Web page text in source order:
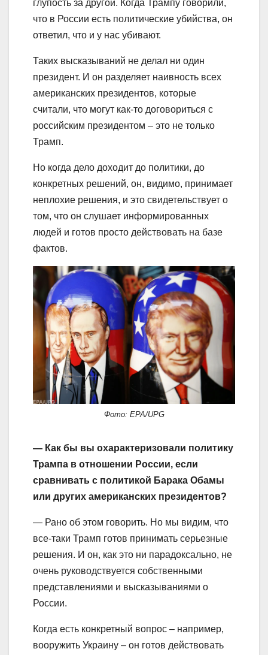
глупость за другой. Когда Трампу говорили,
что в России есть политические убийства, он
ответил, что и у нас убивают.
Таких высказываний не делал ни один
президент. И он разделяет наивность всех
американских президентов, которые
считали, что могут как-то договориться с
российским президентом – это не только
Трамп.
Но когда дело доходит до политики, до
конкретных решений, он, видимо, принимает
неплохие решения, и это свидетельствует о
том, что он слушает информированных
людей и готов просто действовать на базе
фактов.
Фото: EPA/UPG
— Как бы вы охарактеризовали политику
Трампа в отношении России, если
сравнивать с политикой Барака Обамы
или других американских президентов?
— Рано об этом говорить. Но мы видим, что
все-таки Трамп готов принимать серьезные
решения. И он, как это ни парадоксально, не
очень руководствуется собственными
представлениями и высказываниями о
России.
Когда есть конкретный вопрос – например,
вооружить Украину – он готов действовать